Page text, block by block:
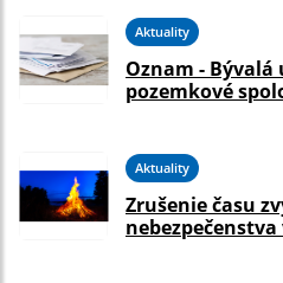
Aktuality
Oznam - Bývalá
pozemkové
Aktuality
Zrušenie času